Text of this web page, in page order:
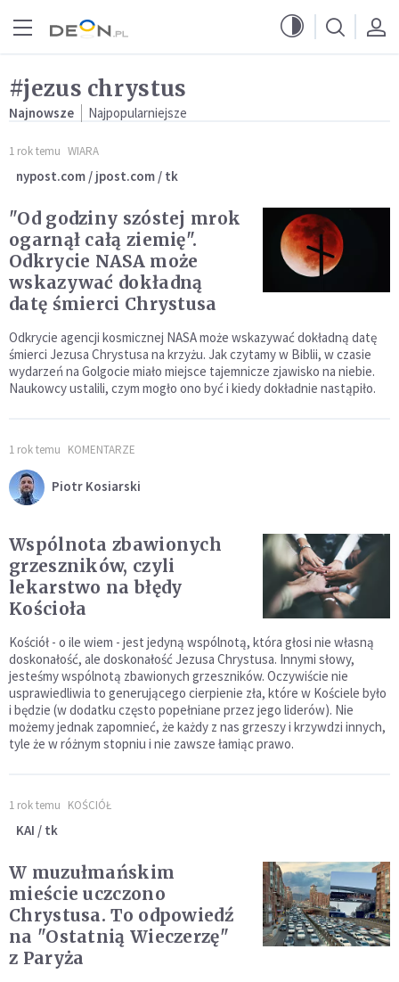
#jezus chrystus
Najnowsze Najpopularniejsze
1 rok temu WIARA
nypost.com / jpost.com / tk
"Od godziny szóstej mrok
ogarnął całą ziemię".
Odkrycie NASA może
wskazywać dokładną
datę śmierci Chrystusa
Odkrycie agencji kosmicznej NASA może wskazywać dokładną datę
śmierci Jezusa Chrystusa na krzyżu. Jak czytamy w Biblii, w czasie
wydarzeń na Golgocie miało miejsce tajemnicze zjawisko na niebie.
Naukowcy ustalili, czym mogło ono być i kiedy dokładnie nastąpiło.
1 rok temu KOMENTARZE
Piotr Kosiarski
Wspólnota zbawionych
grzeszników, czyli
lekarstwo na błędy
Kościoła
Kościół - o ile wiem - jest jedyną wspólnotą, która głosi nie własną
doskonałość, ale doskonałość Jezusa Chrystusa. Innymi słowy,
jesteśmy wspólnotą zbawionych grzeszników. Oczywiście nie
usprawiedliwia to generującego cierpienie zła, które w Kościele było
i będzie (w dodatku często popełniane przez jego liderów). Nie
możemy jednak zapomnieć, że każdy z nas grzeszy i krzywdzi innych,
tyle że w różnym stopniu i nie zawsze łamiąc prawo.
1 rok temu KOŚCIÓŁ
KAI / tk
W muzułmańskim
mieście uczczono
Chrystusa. To odpowiedź
na "Ostatnią Wieczerzę"
z Paryża